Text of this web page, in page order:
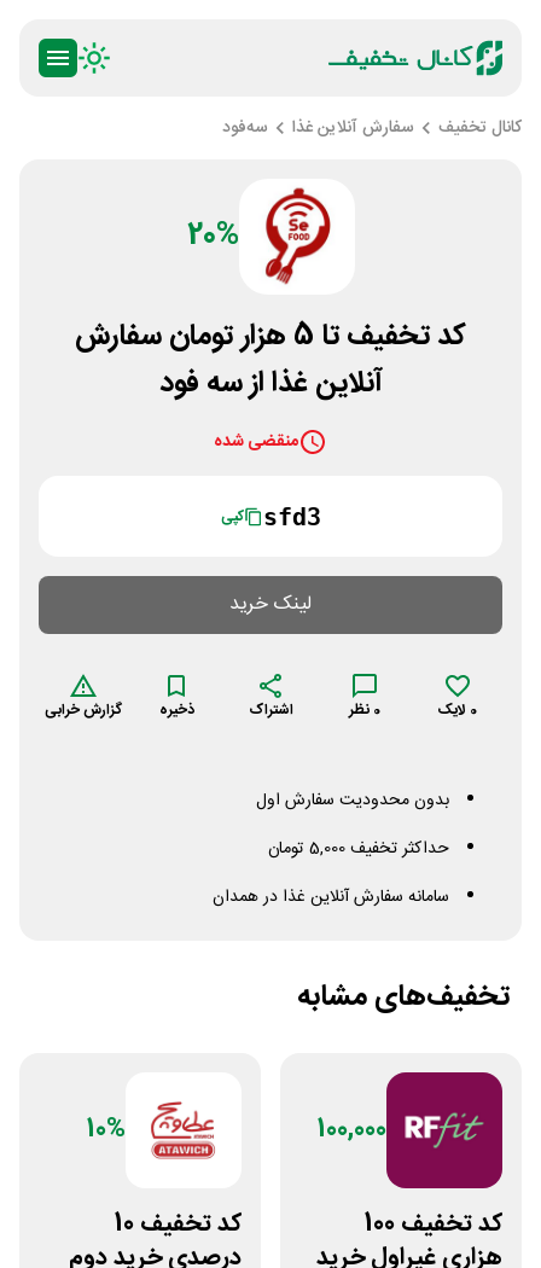
کانال تخفیف سفارش آنلاین غذا سه‌فود
20%
کد تخفیف تا 5 هزار تومان سفارش
آنلاین غذا از سه فود
منقضی شده
sfd3 کپی
لینک خرید
0 لایک 0 نظر اشتراک ذخیره گزارش خرابی
بدون محدودیت سفارش اول
حداکثر تخفیف 5,000 تومان
سامانه سفارش آنلاین غذا در همدان
تخفیف‌های مشابه
100,000
کد تخفیف 100
هزاری غیراول خرید
10%
کد تخفیف 10
درصدی خرید دوم